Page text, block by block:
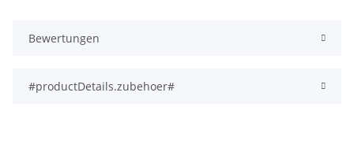
Bewertungen
#productDetails.zubehoer#